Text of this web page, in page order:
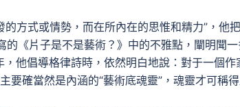
方式或情勢，而在所內在的思惟和精力”，他
的《片子是不是藝術？》中的不雅點，闡明聞
他倡導格律詩時，依然明白地說：對于一個作
要確當然是內涵的“藝術底魂靈”，魂靈才可稱